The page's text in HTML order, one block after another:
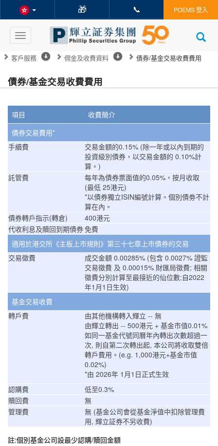
🎁 📞 POEMS 登入
Toggle
navigation
客戶服務 佣金及收費資料 債券/基金交易收費費用
債券/基金交易收費費用
項目
收費簡介
債券交易費用*
手續費
交易金額的0.15% (除一年或以內到期的
投資級別債券，以交易金額的 0.10%計
算。)
託管費
每年為債券票面值的0.05%，按月收取
(最低 25港元)
*以債券獨立ISIN編號計算。個別債劵不計
算在內。
債券轉戶指示(轉倉)
400港元
代收利息及贖回到期債券免費
適用於港交所《主板上市規則》第三十七章上市債券的交易
交易徵費
成交金額 0.00285% (包含 0.0027% 證監
交易徵費 及 0.00015% 財匯局徵費; 相關
徵費分別計算至最接近的仙位數;自2022
年1月1日生效)
基金交易收費
轉戶費
由其他機構轉入輝立 -- 無
由輝立轉出 -- 500港元 + 基金市值0.01%
如同一基金代號同曆年內轉出次數超過一
次, 則自第二次轉出起, 本公司將收取雙倍
轉戶費用。(e.g. 1,000港元+基金市值
0.02%)
*由 2026年 1月1日正式生效
認購費
低至0.3%
贖回費
無
管理費
無 (基金公司會從基金淨值中扣除管理費
用, 輝立証券不另收費)
註:個別基金公司設最少認購/贖回金額